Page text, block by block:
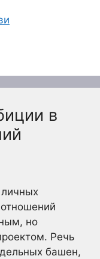
в
но
Речь
башен,